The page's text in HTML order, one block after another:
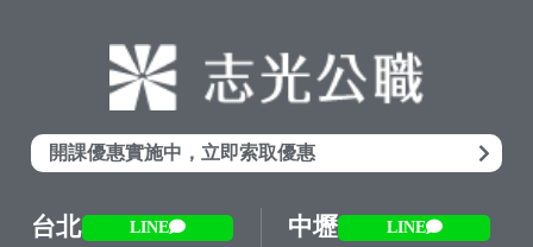
開課優惠實施中，立即索取優惠
台北 LINE 中壢 LINE